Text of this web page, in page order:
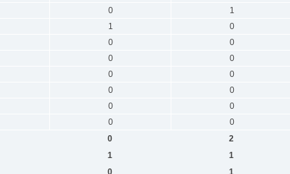
0 1
1 0
0 0
0 0
0 0
0 0
0 0
0 0
0 2
1 1
0 1